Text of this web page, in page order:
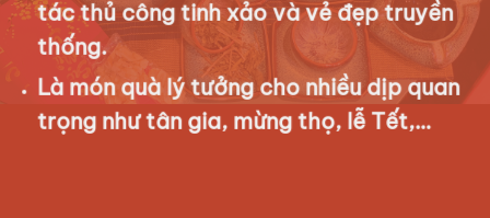
tác thủ công tinh xảo và vẻ đẹp truyền
thống.
Là món quà lý tưởng cho nhiều dịp quan
trọng như tân gia, mừng thọ, lễ Tết,…